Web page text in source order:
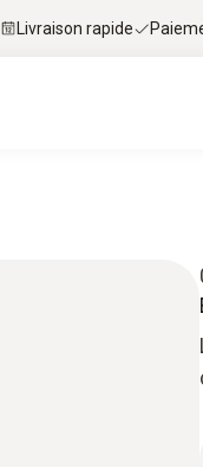
Livraison rapide